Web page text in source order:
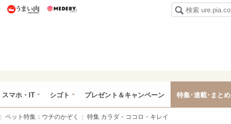
うまいパン うまい肉
スマホ・IT シゴト プレゼント＆キャンペーン 特集･連載･まとめ
ペット特集：ウチのかぞく 特集 カラダ・ココロ・キレイ